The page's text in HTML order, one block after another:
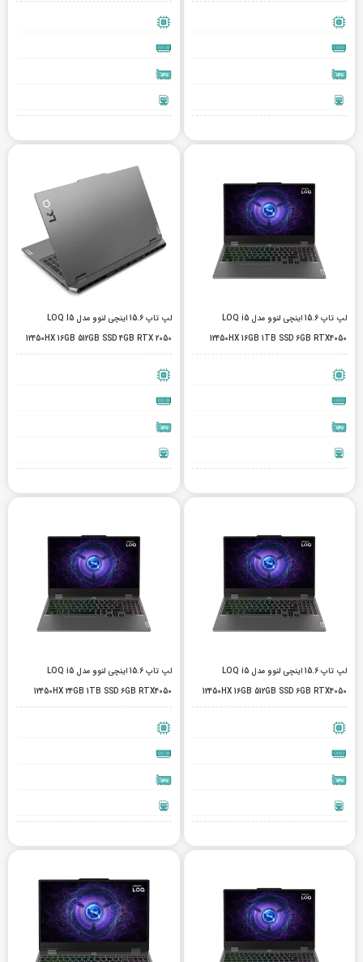
لپ تاپ 15.6 اینچی لنوو مدل LOQ i5
12450HX 16GB 1TB SSD 6GB RTX4050
لپ تاپ 15.6 اینچی لنوو مدل LOQ I5
12450HX 16GB 512GB SSD 4GB RTX 2050
لپ تاپ 15.6 اینچی لنوو مدل LOQ i5
12450HX 16GB 512GB SSD 6GB RTX4050
لپ تاپ 15.6 اینچی لنوو مدل LOQ i5
12450HX 24GB 1TB SSD 6GB RTX4050